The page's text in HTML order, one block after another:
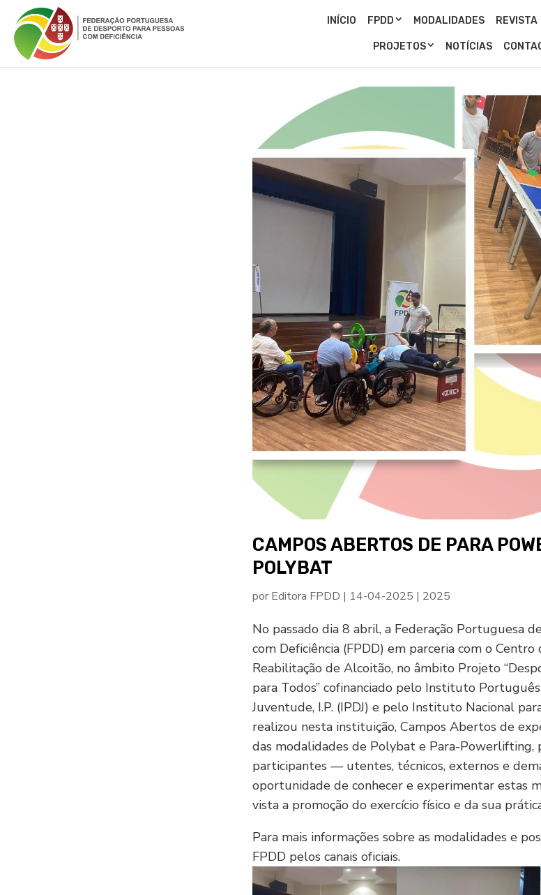
INÍCIO FPDD MODALIDADES REVISTA
PROJETOS NOTÍCIAS
CAMPOS ABERTOS DE PARA
POLYBAT
por Editora FPDD | 14-04-2025 | 2025
No passado dia 8 abril, a Federação Portuguesa
com Deficiência (FPDD) em parceria com o Centro
Reabilitação de Alcoitão, no âmbito Projeto
para Todos” cofinanciado pelo Instituto
Juventude, I.P. (IPDJ) e pelo Instituto Nacional
realizou nesta instituição, Campos Abertos de
das modalidades de Polybat e Para-Powerlifting,
participantes — utentes, técnicos, externos e
oportunidade de conhecer e experimentar estas
vista a promoção do exercício físico e da sua
Para mais informações sobre as modalidades e
FPDD pelos canais oficiais.